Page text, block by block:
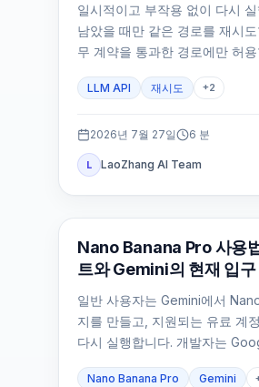
일시적이고 부작용 없이 다시
남았을 때만 같은 경로를 재시
무 계약을 통과한 경로에만 허
LLM API 재시도 +2
2026년 7월 27일 6 분
L LaoZhang AI Team
AI 이미지 생성
Nano Banana Pro 사용
트와 Gemini의 현재 입구
일반 사용자는 Gemini에서
지를 만들고, 지원되는 유료 계
다시 실행합니다. 개발자는
Nano Banana Pro Gemini